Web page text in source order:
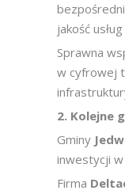
jakość
Sprawna
w cyfrowej
2. Kolejne
Gminy
inwestycji
Firma